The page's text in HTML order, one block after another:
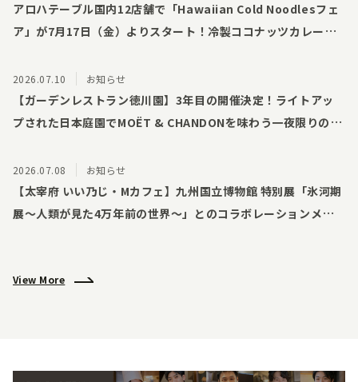
アロハテーブル国内12店舗で「Hawaiian Cold Noodlesフェ
ア」が7月17日（金）よりスタート！冷製ココナッツカレーフ
2026.07.10 お知らせ
【ガーデンレストラン徳川園】3年目の開催決定！ライトアッ
プされた日本庭園でMOËT & CHANDONを味わう一夜限りのシ
（日）開催！
2026.07.08 お知らせ
【太宰府 いい乃じ・Mカフェ】九州国立博物館 特別展「氷河期
展～人類が見た4万年前の世界～」とのコラボレーションメニ
View More